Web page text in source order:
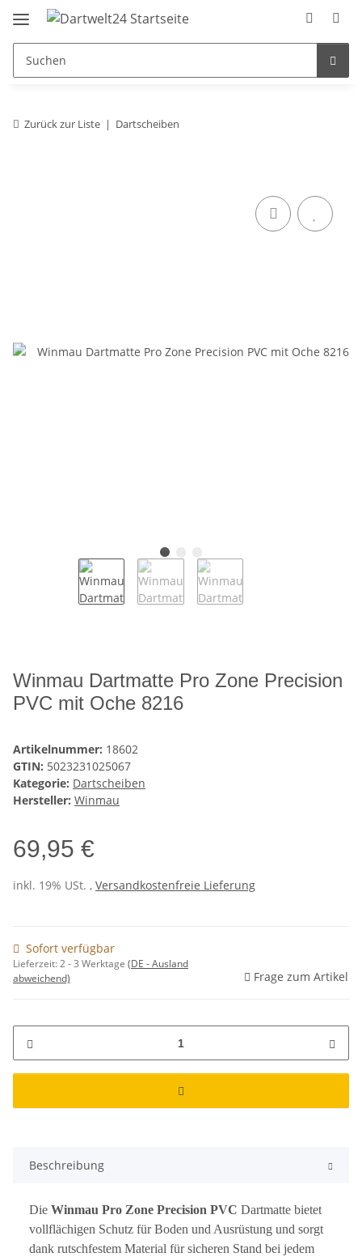
Zurück zur Liste Dartscheiben
Winmau Dartmatte Pro Zone Precision
PVC mit Oche 8216
Artikelnummer: 18602
GTIN: 5023231025067
Kategorie: Dartscheiben
Hersteller: Winmau
69,95 €
inkl. 19% USt. , Versandkostenfreie Lieferung
Sofort verfügbar
Lieferzeit:2 - 3 Werktage (DE - Ausland
abweichend)
Frage zum Artikel
Beschreibung
Die Winmau Pro Zone Precision PVC Dartmatte bietet
vollflächigen Schutz für Boden und Ausrüstung und sorgt
dank rutschfestem Material für sicheren Stand bei jedem